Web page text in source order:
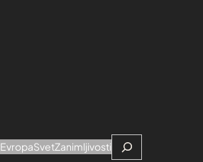
EvropaSvetZanimljivostiSearch